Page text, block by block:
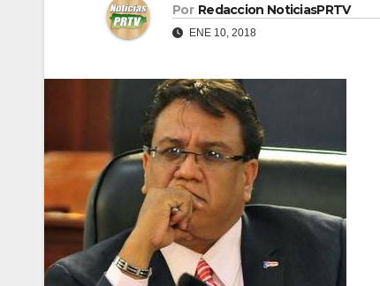
Por Redaccion NoticiasPRTV
ENE 10, 2018